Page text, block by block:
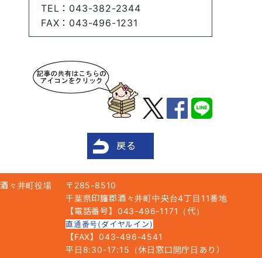
TEL ：043-382-2344
FAX ：043-496-1231
戻る
酒々井町役場
〒285-8510
千葉県印旛郡酒々井町中央台4丁目11番地
【電話番号】043-496-1171（代）
直通番号(ダイヤルイン)
【FAX】043-496-4541
平日8:30-17:15（休日窓口開庁日あり）